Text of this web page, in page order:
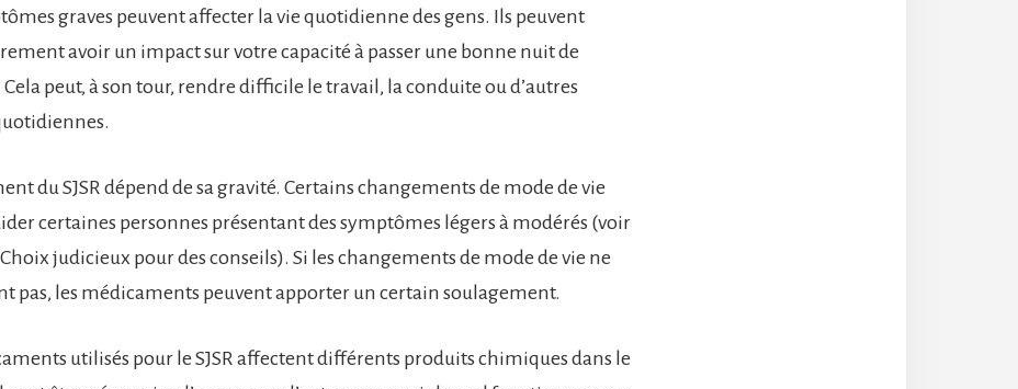
graves peuvent affecter la vie quotidienne des gens. Ils peuvent
avoir un impact sur votre capacité à passer une bonne nuit de
peut, à son tour, rendre difficile le travail, la conduite ou d’autres
du SJSR dépend de sa gravité. Certains changements de mode de vie
certaines personnes présentant des symptômes légers à modérés (voir
Choix judicieux pour des conseils). Si les changements de mode de vie ne
pas, les médicaments peuvent apporter un certain soulagement.
utilisés pour le SJSR affectent différents produits chimiques dans le